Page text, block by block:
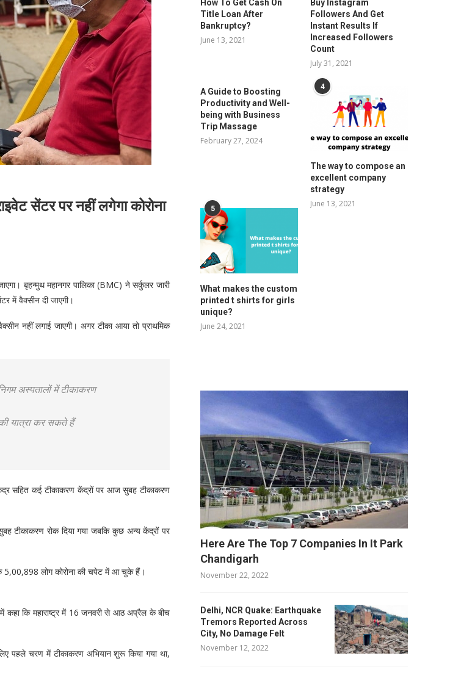
सेंटर पर नहीं लगेगा कोरोना
बृहन्मुथ महानगर पालिका (BMC) ने सर्कुलर जारी
में वैक्सीन दी जाएगी।
नहीं लगाई जाएगी। अगर टीका आया तो प्राथमिक
अस्पतालों में टीकाकरण
यात्रा कर सकते हैं
सहित कई टीकाकरण केंद्रों पर आज सुबह टीकाकरण
टीकाकरण रोक दिया गया जबकि कुछ अन्य केंद्रों पर
5,00,898 लोग कोरोना की चपेट में आ चुके हैं।
कहा कि महाराष्ट्र में 16 जनवरी से आठ अप्रैल के बीच
पहले चरण में टीकाकरण अभियान शुरू किया गया था,
How To Get Cash On
Title Loan After
Bankruptcy?
June 13, 2021
Buy Instagram
Followers And Get
Instant Results If
Increased Followers
Count
July 31, 2021
A Guide to Boosting
Productivity and Well-
being with Business
Trip Massage
February 27, 2024
4
The way to compose an
excellent company
strategy
June 13, 2021
5
What makes the custom
printed t shirts for girls
unique?
June 24, 2021
Here Are The Top 7 Companies In It Park
Chandigarh
November 22, 2022
Delhi, NCR Quake: Earthquake
Tremors Reported Across
City, No Damage Felt
November 12, 2022